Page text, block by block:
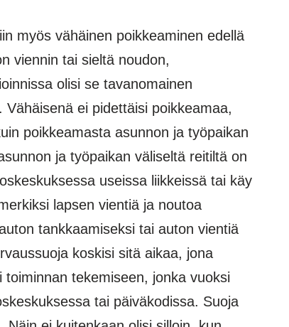
myös vähäinen poikkeaminen edellä
viennin tai sieltä noudon,
olisi se tavanomainen
ei pidettäisi poikkeamaa,
poikkeamasta asunnon ja työpaikan
ja työpaikan väliseltä reitiltä on
useissa liikkeissä tai käy
lapsen vientiä ja noutoa
tankkaamiseksi tai auton vientiä
koskisi sitä aikaa, jona
tekemiseen, jonka vuoksi
tai päiväkodissa. Suoja